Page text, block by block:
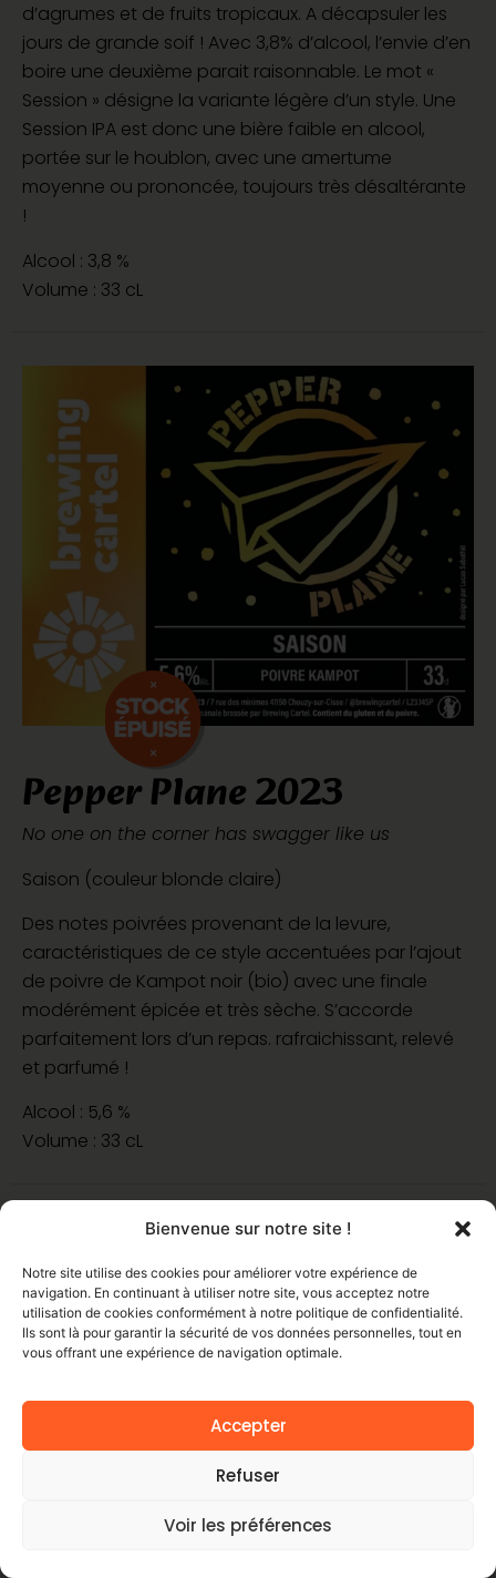
Bienvenue sur notre site !
Notre site utilise des cookies pour améliorer votre expérience de
navigation. En continuant à utiliser notre site, vous acceptez notre
utilisation de cookies conformément à notre politique de confidentialité.
Ils sont là pour garantir la sécurité de vos données personnelles, tout en
vous offrant une expérience de navigation optimale.
Accepter
Refuser
Voir les préférences
d’agrumes et de fruits tropicaux. A décapsuler les
jours de grande soif ! Avec 3,8% d’alcool, l’envie d’en
boire une deuxième parait raisonnable. Le mot «
Session » désigne la variante légère d’un style. Une
Session IPA est donc une bière faible en alcool,
portée sur le houblon, avec une amertume
moyenne ou prononcée, toujours très désaltérante
!
Alcool : 3,8 %
Volume : 33 cL
Pepper Plane 2023
No one on the corner has swagger like us
Saison (couleur blonde claire)
Des notes poivrées provenant de la levure,
caractéristiques de ce style accentuées par l’ajout
de poivre de Kampot noir (bio) avec une finale
modérément épicée et très sèche. S’accorde
parfaitement lors d’un repas. rafraichissant, relevé
et parfumé !
Alcool : 5,6 %
Volume : 33 cL